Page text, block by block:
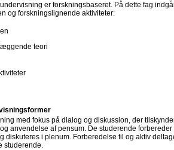
er forskningsbaseret. På dette fag
og forskningslignende aktiviteter:
teori
med fokus på dialog og diskussion, der
anvendelse af pensum. De studerende
diskuteres i plenum. Forberedelse til og aktiv
studerende.